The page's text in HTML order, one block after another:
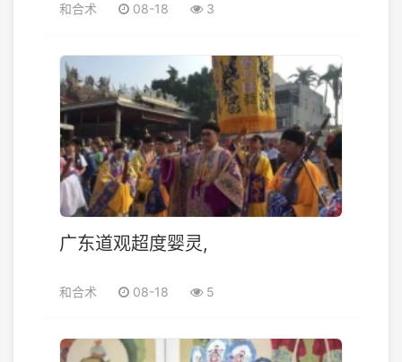
和合术 08-18 3
广东道观超度婴灵,
和合术 08-18 5